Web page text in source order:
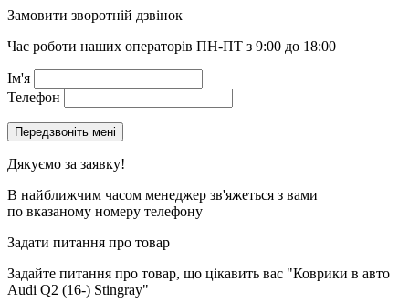
Замовити зворотній дзвінок
Час роботи наших операторів ПН-ПТ з 9:00 до 18:00
Ім'я
Телефон
Дякуємо за заявку!
В найближчим часом менеджер зв'яжеться з вами
по вказаному номеру телефону
Задати питання про товар
Задайте питання про товар, що цікавить вас "Коврики в авто
Audi Q2 (16-) Stingray"